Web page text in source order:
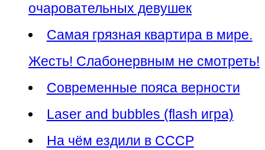
очаровательных девушек
Самая грязная квартира в мире.
Жесть! Слабонервным не смотреть!
Современные пояса верности
Laser and bubbles (flash игра)
На чём ездили в СССР